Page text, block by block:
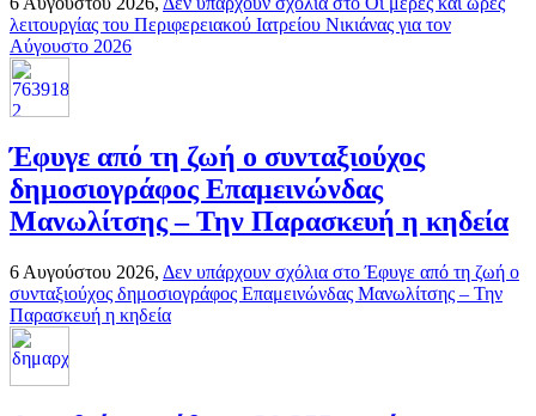
λειτουργίας του Περιφερειακού Ιατρείου Νικιάνας για τον
Αύγουστο 2026
Έφυγε από τη ζωή ο συνταξιούχος
δημοσιογράφος Επαμεινώνδας
Μανωλίτσης – Την Παρασκευή η κηδεία
6 Αυγούστου 2026, Δεν υπάρχουν σχόλια στο Έφυγε από τη ζωή ο
συνταξιούχος δημοσιογράφος Επαμεινώνδας Μανωλίτσης – Την
Παρασκευή η κηδεία